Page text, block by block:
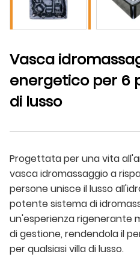
Vasca
energetico per 6
di lusso
Progettata per una vita
vasca idromassaggio a
persone unisce il lusso
potente sistema di
un'esperienza rigenerante
di gestione, rendendola il
per qualsiasi villa di lusso.